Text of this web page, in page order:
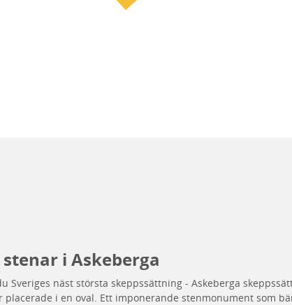
i Askeberga
Sveriges näst största skeppssättning - Askeberga
placerade i en oval. Ett imponerande stenmonument som